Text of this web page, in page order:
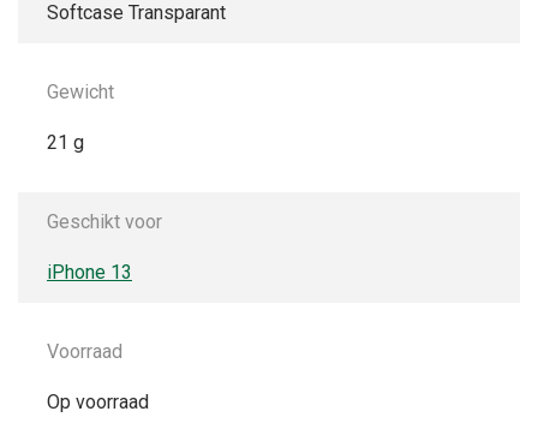
Softcase Transparant
Gewicht
21 g
Geschikt voor
iPhone 13
Voorraad
Op voorraad